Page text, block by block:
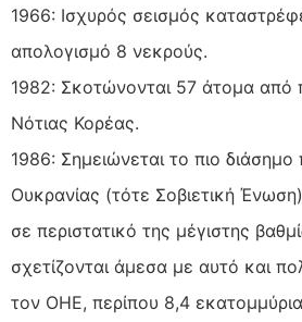
1966: Ισχυρός σεισμός
απολογισμό 8 νεκρούς.
1982: Σκοτώνονται 57 άτομα από
Νότιας Κορέας.
1986: Σημειώνεται το πιο
Ουκρανίας (τότε Σοβιετική
σε περιστατικό της μέγιστης
σχετίζονται άμεσα με αυτό και
τον ΟΗΕ, περίπου 8,4